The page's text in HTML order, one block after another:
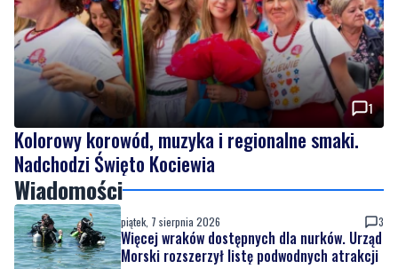
1
Kolorowy korowód, muzyka i regionalne smaki.
Nadchodzi Święto Kociewia
Wiadomości
piątek, 7 sierpnia 2026 3
Więcej wraków dostępnych dla nurków. Urząd
Morski rozszerzył listę podwodnych atrakcji